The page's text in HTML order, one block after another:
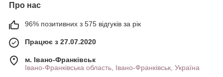
Про нас
96% позитивних з 575 відгуків за рік
Працює з 27.07.2020
м. Івано-Франківськ
Івано-Франківська область, Івано-Франківськ, Україна